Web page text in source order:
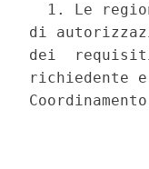
1. Le
di
dei
richiedente